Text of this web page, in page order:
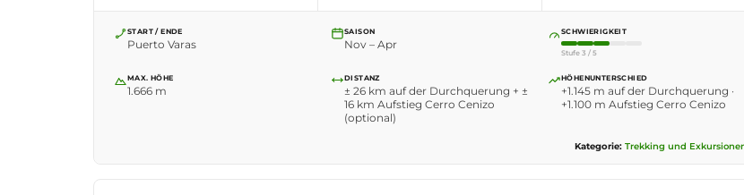
START / ENDE
Puerto Varas
SAISON
Nov – Apr
SCHWIERIGKEIT
Stufe 3 / 5
MAX. HÖHE
1.666 m
DISTANZ
± 26 km auf der Durchquerung + ±
16 km Aufstieg Cerro Cenizo
(optional)
HÖHENUNTERSCHIED
+1.145 m auf der Durchquerung ·
+1.100 m Aufstieg Cerro Cenizo
Kategorie: Trekking und